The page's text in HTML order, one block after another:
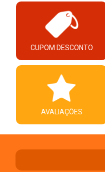
CUPOM DESCONTO
AVALIAÇÕES